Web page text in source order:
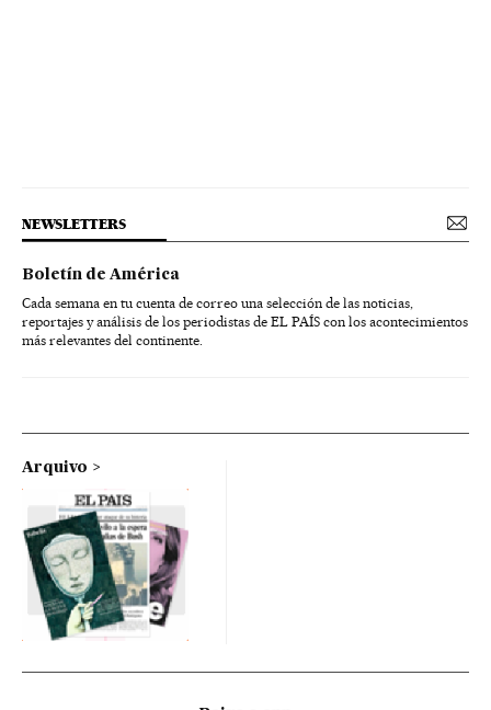
NEWSLETTERS
Boletín de América
Cada semana en tu cuenta de correo una selección de las noticias,
reportajes y análisis de los periodistas de EL PAÍS con los acontecimientos
más relevantes del continente.
Arquivo